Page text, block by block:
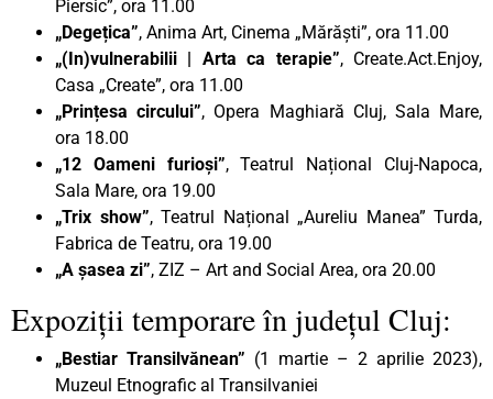
Piersic”, ora 11.00
„Degețica”, Anima Art, Cinema „Mărăști”, ora 11.00
„(In)vulnerabilii | Arta ca terapie”, Create.Act.Enjoy,
Casa „Create”, ora 11.00
„Prințesa circului”, Opera Maghiară Cluj, Sala Mare,
ora 18.00
„12 Oameni furioși”, Teatrul Național Cluj-Napoca,
Sala Mare, ora 19.00
„Trix show”, Teatrul Național „Aureliu Manea” Turda,
Fabrica de Teatru, ora 19.00
„A șasea zi”, ZIZ – Art and Social Area, ora 20.00
Expoziții temporare în județul Cluj:
„Bestiar Transilvănean” (1 martie – 2 aprilie 2023),
Muzeul Etnografic al Transilvaniei